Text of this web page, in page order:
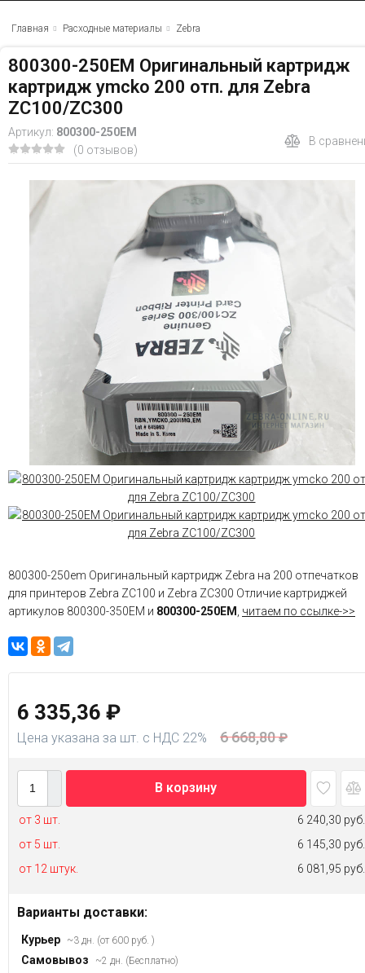
Главная Расходные материалы Zebra
800300-250EM Оригинальный картридж
картридж ymcko 200 отп. для Zebra
ZC100/ZC300
Артикул: 800300-250EM
(0 отзывов)
В
800300-250em Оригинальный картридж Zebra на 200 отпечатков
для принтеров Zebra ZC100 и Zebra ZC300 Отличие картриджей
артикулов 800300-350EM и 800300-250ЕМ читаем по ссылке->>
6 335,36 ₽
Цена указана за шт. с НДС 22% 6 668,80₽
В корзину
от 3 шт.
6 240,30 руб.
от 5 шт.
6 145,30 руб.
от 12 штук.
6 081,95 руб.
Варианты доставки:
Курьер ~3 дн. (от 600 руб. )
Самовывоз ~2 дн. (Бесплатно)